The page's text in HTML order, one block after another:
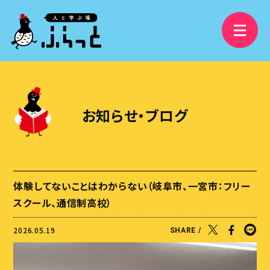
精華学園高等学校 岐阜校
フリースクールふらっと
ふらっと横丁
視察受け入れ・研修、講演依頼
大人の語りBAR
ふらっとファンクラブ
お知らせ・ブログ
体験してないことはわからない（岐阜市、一宮市：フリー
スクール、通信制高校）
2026.05.19 SHARE /